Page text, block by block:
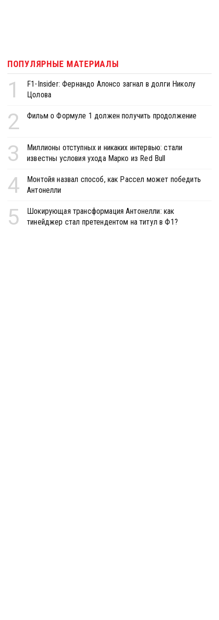
ПОПУЛЯРНЫЕ МАТЕРИАЛЫ
1
F1-Insider: Фернандо Алонсо загнал в долги Николу
Цолова
2 Фильм о Формуле 1 должен получить продолжение
3
Миллионы отступных и никаких интервью: стали
известны условия ухода Марко из Red Bull
4
Монтойя назвал способ, как Рассел может победить
Антонелли
5
Шокирующая трансформация Антонелли: как
тинейджер стал претендентом на титул в Ф1?